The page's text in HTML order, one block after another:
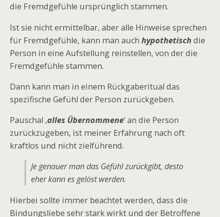
die Fremdgefühle ursprünglich stammen.
Ist sie nicht ermittelbar, aber alle Hinweise sprechen
für Fremdgefühle, kann man auch hypothetisch die
Person in eine Aufstellung reinstellen, von der die
Fremdgefühle stammen.
Dann kann man in einem Rückgaberitual das
spezifische Gefühl der Person zurückgeben.
Pauschal ‚alles Übernommene‘ an die Person
zurückzugeben, ist meiner Erfahrung nach oft
kraftlos und nicht zielführend.
Je genauer man das Gefühl zurückgibt, desto
eher kann es gelöst werden.
Hierbei sollte immer beachtet werden, dass die
Bindungsliebe sehr stark wirkt und der Betroffene